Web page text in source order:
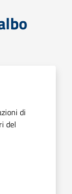
di
del